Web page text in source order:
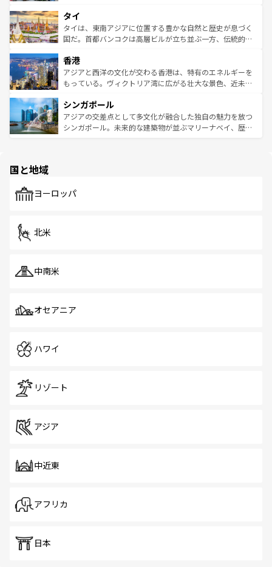
リティに包まれながら、韓国の多彩な魅力を心ゆくまで味
わってみてほしい。 なお、新着の韓国情報はコンテンツ一
覧を参照してほしい。
急速な発展と共に伝統が息づく。ハノイの古い町並みやホ
ーチミン市のフランス統治時代の建物も、独特の雰囲気を
醸し出している。また、バラエティの豊かさとおいしさで
とつ。フォーやバインミー、ベトナムコーヒーなどは、ぜ
ひ現地で味わいたい。どの地域を訪れてもあたたかい人々
が旅行者を迎えてくれるので、きっと忘れられない旅にな
参照してほしい。
タイ
タイは、東南アジアに位置する豊かな自然と歴史が息づく
国だ。首都バンコクは高層ビルが立ち並ぶ一方、伝統的な
の活気が交差している。北部ではチェンマイなどの山岳地
帯で自然と触れ合い、南部ではプーケットやクラビの美し
いビーチでリゾート気分を楽しむことができる。タイ料理
激する。気候は一年中温暖で、どの季節にも異なる楽しみ
が待っている。親しみやすいタイの人々、仏教を中心とし
た文化、そして多様な観光資源が、訪れる旅人を魅了し続
香港
アジアと西洋の文化が交わる香港は、特有のエネルギーを
もっている。ヴィクトリア湾に広がる壮大な景色、近未来
み、どこを訪れても感動するはず。観光スポットが密集し
ており、効率よく見どころを回れるのも魅力。息をのむよ
うな絶景から文化的な体験まで、香港を存分に楽しみ尽く
シンガポール
アジアの交差点として多文化が融合した独自の魅力を放つ
シンガポール。未来的な建築物が並ぶマリーナベイ、歴史
で、ホーカーズは地元の風情を楽しめる外せないスポット
国と地域
ヨーロッパ
北米
中南米
オセアニア
ハワイ
リゾート
アジア
中近東
アフリカ
日本